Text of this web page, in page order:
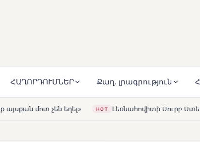
ՀԱՂՈՐԴՈՒՄՆԵՐ Քաղ. լրագրություն
Լեռնահովիտի Սուրբ Ստեփանոս եկեղեցին